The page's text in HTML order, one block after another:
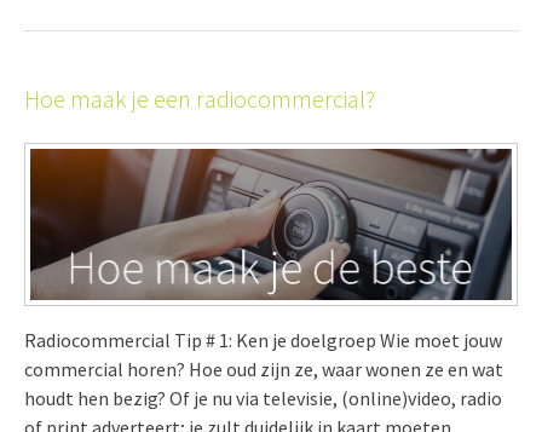
Hoe maak je een radiocommercial?
Radiocommercial Tip # 1: Ken je doelgroep Wie moet jouw
commercial horen? Hoe oud zijn ze, waar wonen ze en wat
houdt hen bezig? Of je nu via televisie, (online)video, radio
of print adverteert; je zult duidelijk in kaart moeten